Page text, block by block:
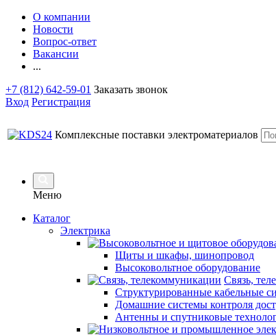
О компании
Новости
Вопрос-ответ
Вакансии
...
+7 (812) 642-59-01 Заказать звонок
Вход Регистрация
Комплексные поставки электроматериалов
Меню
Каталог
Электрика
Щиты и шкафы, шинопровод
Высоковольтное оборудование
Связь,
Структурированные кабельные
Домашние системы контроля
Антенны и спутниковые